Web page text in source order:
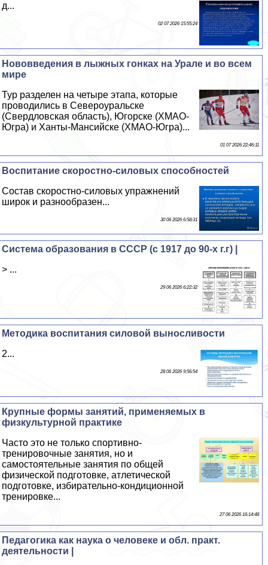
д...
02 07 2026 15:55:24
Нововведения в лыжных гонках на Урале и во всем
мире
Тур разделен на четыре этапа, которые
проводились в Североуральске
(Свердловская область), Югорске (ХМАО-
Югра) и Ханты-Мансийске (ХМАО-Югра)...
01 07 2026 22:46:11
Воспитание скоростно-силовых способностей
Состав скоростно-силовых упражнений
широк и разнообразен...
30 06 2026 6:58:31
Система образования в СССР (с 1917 до 90-х г.г) |
> ...
29 06 2026 6:22:32
Методика воспитания силовой выносливости
2...
28 06 2026 9:56:54
Крупные формы занятий, применяемых в
физкультурной пpaктике
Часто это не только спортивно-
тренировочные занятия, но и
самостоятельные занятия по общей
физической подготовке, атлетической
подготовке, избирательно-кондиционной
тренировке...
27 06 2026 16:14:48
Педагогика как наука о человеке и обл. практ.
деятельности |